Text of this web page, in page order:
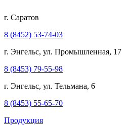
г. Саратов
8 (8452) 53-74-03
г. Энгельс, ул. Промышленная, 17
8 (8453) 79-55-98
г. Энгельс, ул. Тельмана, 6
8 (8453) 55-65-70
Продукция